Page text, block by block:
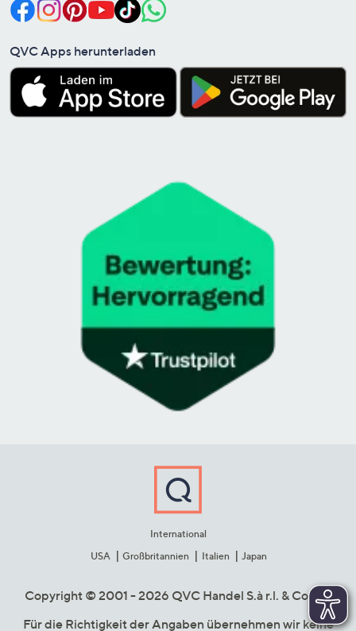
QVC Apps herunterladen
International
USA
Großbritannien Italien Japan
Copyright © 2001 - 2026 QVC Handel S.à r.l. & Co. KG
Für die Richtigkeit der Angaben übernehmen wir keine